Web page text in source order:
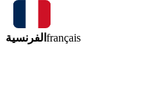
الفرنسية français